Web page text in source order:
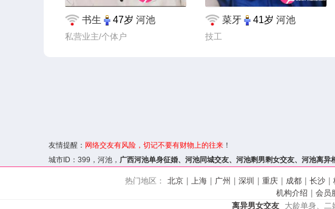
书生 47岁 河池
私营业主/个体户
菜牙 41岁 河池
技工
友情提醒： 网络交友有风险，切记不要有财物上的往来 ！
城市ID： 399 ，河池， 广西河池单身征婚、 河池同城交友、河池剩男剩女交友、河池离异
热门地区： 北京 上海 广州 深圳 重庆 成都 长沙
机构介绍
会员
离异男女交友
大龄单身、二